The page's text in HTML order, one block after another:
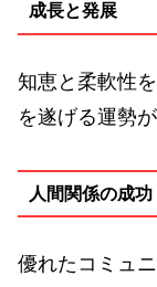
成長と発展
知恵と柔軟性
を遂げる運勢
人間関係の成功
優れたコミュ